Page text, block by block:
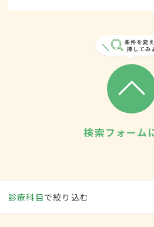
検索フォーム
診療科目で絞り込む